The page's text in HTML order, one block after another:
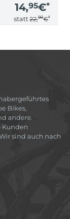
14,95€*
statt 22,90€*
Bikes,
andere.
Kunden
sind auch nach